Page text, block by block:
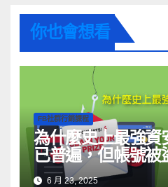
你也會想看
FB社群行銷課程
為什麼史上最強資
已普遍，但帳號被
6 月 23, 2025